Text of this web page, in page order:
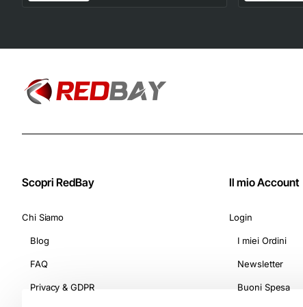
Nespresso Original
Scopri RedBay
Chi Siamo
Blog
FAQ
Privacy & GDPR
Il mio Account
Login
I miei Ordini
Newsletter
Buoni Spesa